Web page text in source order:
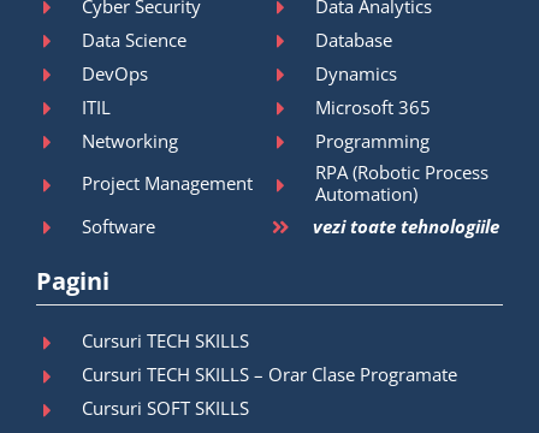
Cyber Security
Data Analytics
Data Science
Database
DevOps
Dynamics
ITIL
Microsoft 365
Networking
Programming
Project Management
RPA (Robotic Process
Automation)
Software
vezi toate tehnologiile
Pagini
Cursuri TECH SKILLS
Cursuri TECH SKILLS – Orar Clase Programate
Cursuri SOFT SKILLS